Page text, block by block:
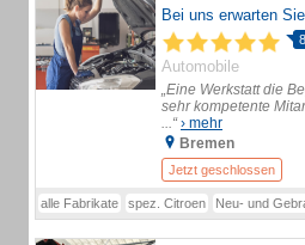
8
Automobile
„Eine Werkstatt die
sehr kompetente
...“› mehr
Bremen
Jetzt geschlossen
alle Fabrikate spez. Citroen Neu- und